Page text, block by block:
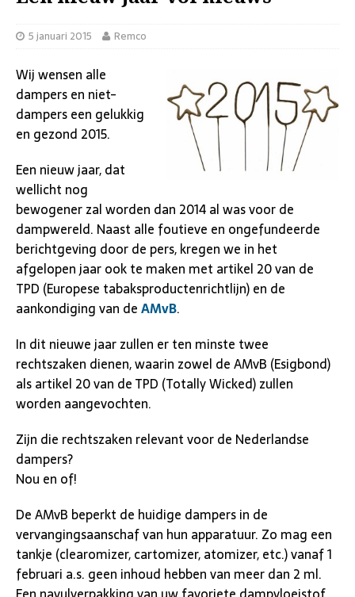
5 januari 2015 Remco
Wij wensen alle
dampers en niet-
dampers een gelukkig
en gezond 2015.
Een nieuw jaar, dat
wellicht nog
bewogener zal worden dan 2014 al was voor de
dampwereld. Naast alle foutieve en ongefundeerde
berichtgeving door de pers, kregen we in het
afgelopen jaar ook te maken met artikel 20 van de
TPD (Europese tabaksproductenrichtlijn) en de
aankondiging van deAMvB.
In dit nieuwe jaar zullen er ten minste twee
rechtszaken dienen, waarin zowel de AMvB (Esigbond)
als artikel 20 van de TPD (Totally Wicked) zullen
worden aangevochten.
Zijn die rechtszaken relevant voor de Nederlandse
dampers?
Nou en of!
De AMvB beperkt de huidige dampers in de
vervangingsaanschaf van hun apparatuur. Zo mag een
tankje (clearomizer, cartomizer, atomizer, etc.) vanaf 1
februari a.s. geen inhoud hebben van meer dan 2 ml.